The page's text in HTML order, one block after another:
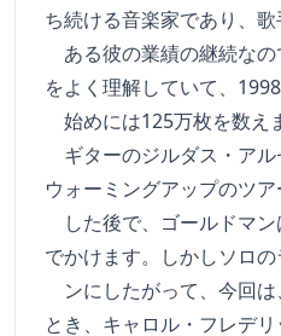
ち続ける音楽家であり、
ある彼の業績の継続なの
をよく理解していて、
始めには125万枚を数え
ギターのジルダス・ア
ウォーミングアップのツア
した後で、ゴールドマ
でかけます。しかしソロの
ンにしたがって、今回
とき、キャロル・フレデリ